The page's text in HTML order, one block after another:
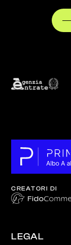
CREATORI DI
LEGAL